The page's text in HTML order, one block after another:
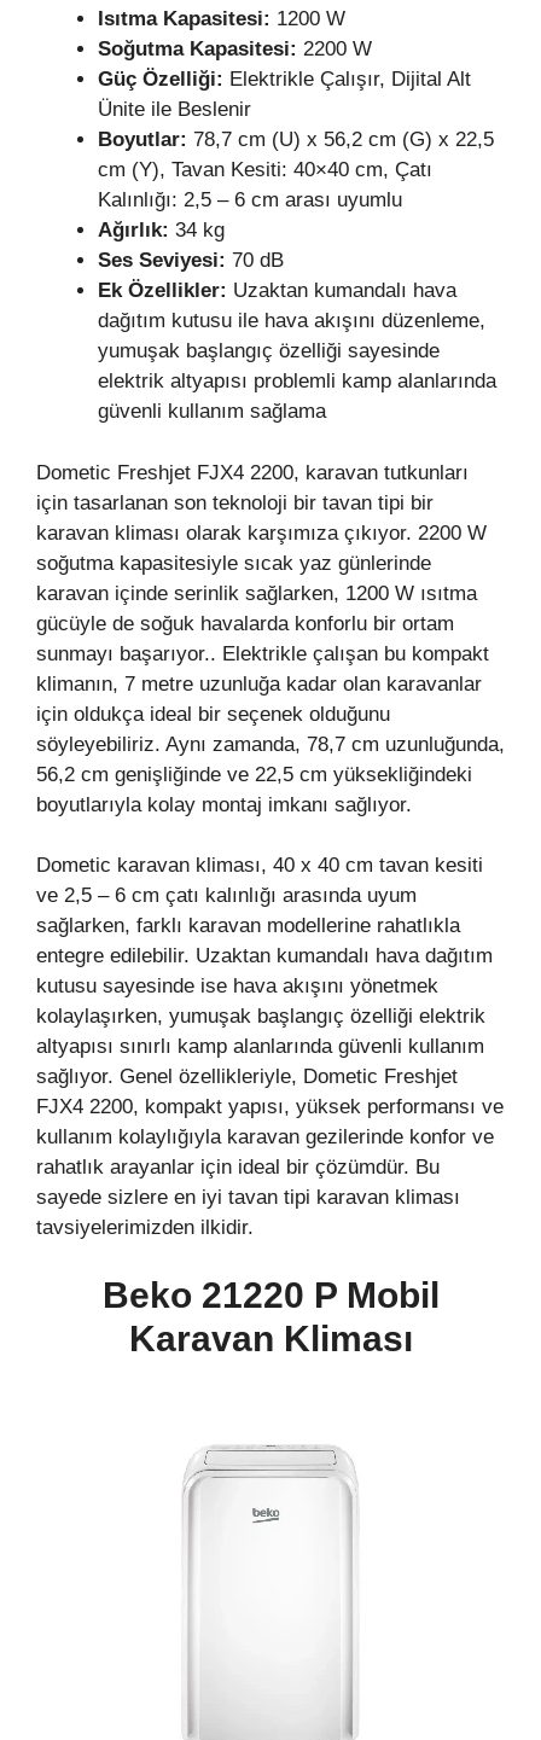
Isıtma Kapasitesi: 1200 W
Soğutma Kapasitesi: 2200 W
Güç Özelliği: Elektrikle Çalışır, Dijital Alt
Ünite ile Beslenir
Boyutlar: 78,7 cm (U) x 56,2 cm (G) x 22,5
cm (Y), Tavan Kesiti: 40×40 cm, Çatı
Kalınlığı: 2,5 – 6 cm arası uyumlu
Ağırlık: 34 kg
Ses Seviyesi: 70 dB
Ek Özellikler: Uzaktan kumandalı hava
dağıtım kutusu ile hava akışını düzenleme,
yumuşak başlangıç özelliği sayesinde
elektrik altyapısı problemli kamp alanlarında
güvenli kullanım sağlama
Dometic Freshjet FJX4 2200, karavan tutkunları
için tasarlanan son teknoloji bir tavan tipi bir
karavan kliması olarak karşımıza çıkıyor. 2200 W
soğutma kapasitesiyle sıcak yaz günlerinde
karavan içinde serinlik sağlarken, 1200 W ısıtma
gücüyle de soğuk havalarda konforlu bir ortam
sunmayı başarıyor.. Elektrikle çalışan bu kompakt
klimanın, 7 metre uzunluğa kadar olan karavanlar
için oldukça ideal bir seçenek olduğunu
söyleyebiliriz. Aynı zamanda, 78,7 cm uzunluğunda,
56,2 cm genişliğinde ve 22,5 cm yüksekliğindeki
boyutlarıyla kolay montaj imkanı sağlıyor.
Dometic karavan kliması, 40 x 40 cm tavan kesiti
ve 2,5 – 6 cm çatı kalınlığı arasında uyum
sağlarken, farklı karavan modellerine rahatlıkla
entegre edilebilir. Uzaktan kumandalı hava dağıtım
kutusu sayesinde ise hava akışını yönetmek
kolaylaşırken, yumuşak başlangıç özelliği elektrik
altyapısı sınırlı kamp alanlarında güvenli kullanım
sağlıyor. Genel özellikleriyle, Dometic Freshjet
FJX4 2200, kompakt yapısı, yüksek performansı ve
kullanım kolaylığıyla karavan gezilerinde konfor ve
rahatlık arayanlar için ideal bir çözümdür. Bu
sayede sizlere en iyi tavan tipi karavan kliması
tavsiyelerimizden ilkidir.
Beko 21220 P Mobil
Karavan Kliması